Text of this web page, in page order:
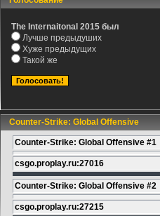
The Internaitonal 2015 был
Лучше предыдуших
Хуже предыдущих
Такой же
Counter-Strike: Global Offensive
Counter-Strike: Global Offensive #1
csgo.proplay.ru:27016
Counter-Strike: Global Offensive #2
csgo.proplay.ru:27215